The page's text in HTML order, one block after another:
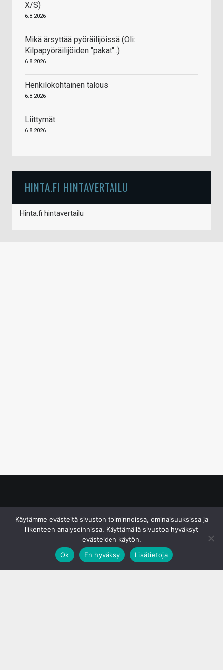
X/S)
6.8.2026
Mikä ärsyttää pyöräilijöissä (Oli:
Kilpapyöräilijöiden "pakat"..)
6.8.2026
Henkilökohtainen talous
6.8.2026
Liittymät
6.8.2026
HINTA.FI HINTAVERTAILU
Hinta.fi hintavertailu
Käytämme evästeitä sivuston toiminnoissa, ominaisuuksissa ja
liikenteen analysoinnissa. Käyttämällä sivustoa hyväksyt
evästeiden käytön.
Ok
En hyväksy Lisätietoja